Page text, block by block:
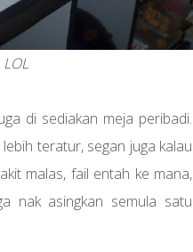
di sediakan meja peribadi.
teratur, segan juga kalau
malas, fail entah ke mana,
nak asingkan semula satu